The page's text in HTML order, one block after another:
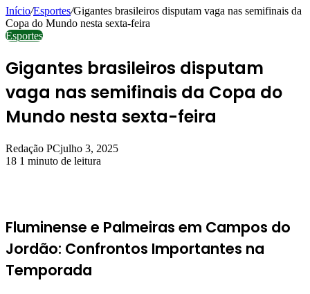
Início/Esportes/Gigantes brasileiros disputam vaga nas semifinais da
Copa do Mundo nesta sexta-feira
Esportes
Gigantes brasileiros disputam
vaga nas semifinais da Copa do
Mundo nesta sexta-feira
Redação PCjulho 3, 2025
18 1 minuto de leitura
Fluminense e Palmeiras em Campos do
Jordão: Confrontos Importantes na
Temporada